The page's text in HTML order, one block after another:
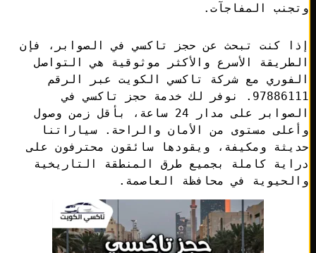
المفاجآت.
كنت تبحث عن حجز تاكسي في الصوابر، فإن
الأسرع والأكثر موثوقية هي التواصل
مع شركة تاكسي الكويت عبر الرقم
97886111. نوفر لك خدمة حجز تاكسي في
الصوابر على مدار 24 ساعة، بأقل زمن وصول
مستوى من الأمان والراحة. سياراتنا
ومكيفة، ويقودها سائقون محترفون على
كاملة بجميع طرق المنطقة التاريخية
في محافظة العاصمة.